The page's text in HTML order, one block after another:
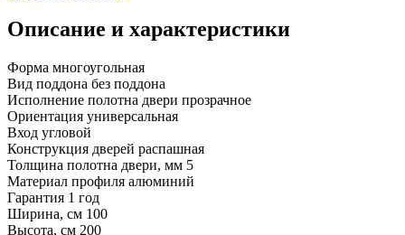
Описание и характеристики
Форма многоугольная
Вид поддона без поддона
Исполнение полотна двери прозрачное
Ориентация универсальная
Вход угловой
Конструкция дверей распашная
Толщина полотна двери, мм 5
Материал профиля алюминий
Гарантия 1 год
Ширина, см 100
Высота, см 200